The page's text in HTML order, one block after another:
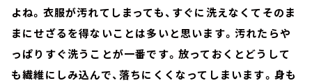
よね。衣服が汚れてしまっても、すぐに洗えなくてそのま
まにせざるを得ないことは多いと思います。汚れたらや
っぱりすぐ洗うことが一番です。放っておくとどうして
も繊維にしみ込んで、落ちにくくなってしまいます。身も